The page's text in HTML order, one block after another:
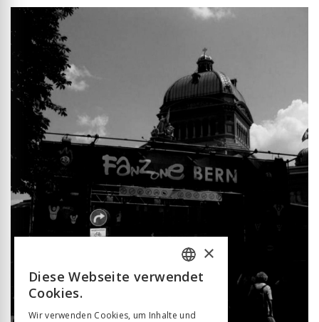
FRENCH
×
Diese Webseite verwendet
Cookies.
Wir verwenden Cookies, um Inhalte und